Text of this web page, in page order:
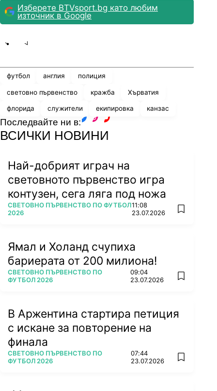
Изберете BTVsport.bg като любим
източник в Google
футбол англия полиция
световно първенство кражба Хърватия
флорида служители екипировка канзас
Последвайте ни в:
ВСИЧКИ НОВИНИ
Най-добрият играч на
световното първенство игра
контузен, сега ляга под ножа
ПОВЕЧЕ ОТ
СВЕТОВНО ПЪРВЕНСТВО ПО ФУТБОЛ
2026
11:08
23.07.2026
add
Ямал и Холанд счупиха
бариерата от 200 милиона!
ПОВЕЧЕ ОТ
СВЕТОВНО ПЪРВЕНСТВО ПО
ФУТБОЛ 2026
09:04
23.07.2026
add
В Аржентина стартира петиция
с искане за повторение на
финала
ПОВЕЧЕ ОТ
СВЕТОВНО ПЪРВЕНСТВО ПО
ФУТБОЛ 2026
07:44
23.07.2026
add